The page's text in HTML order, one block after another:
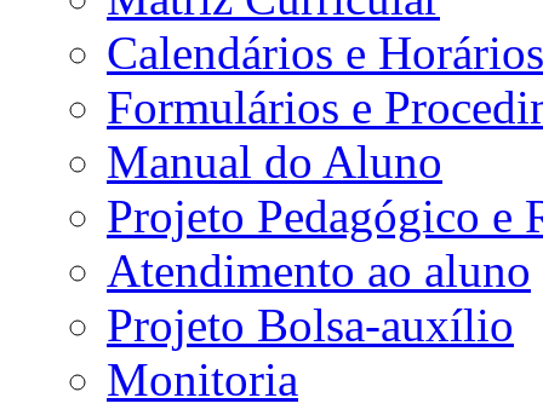
Calendários e Horários
Formulários e
Manual do Aluno
Projeto Pedagógico e
Atendimento ao aluno
Projeto Bolsa-auxílio
Monitoria